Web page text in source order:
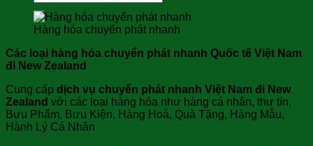
Hàng hóa chuyển phát nhanh
Các loại hàng hóa chuyển phát nhanh Quốc tế Việt Nam
đi New Zealand
Cung cấp dịch vụ chuyển phát nhanh Việt Nam đi New
Zealand với các loại hàng hóa như hàng cá nhân, thư tín,
Bưu Phẩm, Bưu Kiện, Hàng Hoá, Quà Tặng, Hàng Mẫu,
Hành Lý Cá Nhân